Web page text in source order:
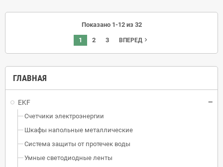
ГЛАВНАЯ
EKF
Счетчики электроэнергии
Шкафы напольные металлические
Система защиты от протечек воды
Умные светодиодные ленты
Показано 1-12 из 32
1 2 3 ВПЕРЕД navigate_next